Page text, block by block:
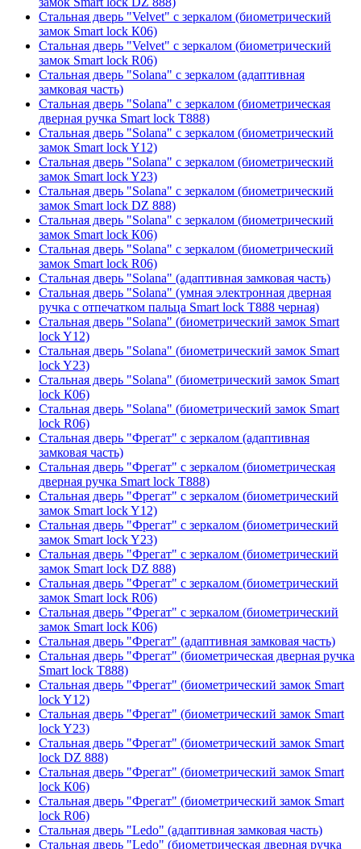
Стальная дверь "Velvet" с зеркалом (биометрический
замок Smart lock К06)
Стальная дверь "Velvet" с зеркалом (биометрический
замок Smart lock R06)
Стальная дверь "Solana" с зеркалом (адаптивная
замковая часть)
Стальная дверь "Solana" с зеркалом (биометрическая
дверная ручка Smart lock T888)
Стальная дверь "Solana" с зеркалом (биометрический
замок Smart lock Y12)
Стальная дверь "Solana" с зеркалом (биометрический
замок Smart lock Y23)
Стальная дверь "Solana" с зеркалом (биометрический
замок Smart lock DZ 888)
Стальная дверь "Solana" с зеркалом (биометрический
замок Smart lock К06)
Стальная дверь "Solana" с зеркалом (биометрический
замок Smart lock R06)
Стальная дверь "Solana" (адаптивная замковая часть)
Стальная дверь "Solana" (умная электронная дверная
ручка с отпечатком пальца Smart lock T888 черная)
Стальная дверь "Solana" (биометрический замок Smart
lock Y12)
Стальная дверь "Solana" (биометрический замок Smart
lock Y23)
Стальная дверь "Solana" (биометрический замок Smart
lock К06)
Стальная дверь "Solana" (биометрический замок Smart
lock R06)
Стальная дверь "Фрегат" с зеркалом (адаптивная
замковая часть)
Стальная дверь "Фрегат" с зеркалом (биометрическая
дверная ручка Smart lock T888)
Стальная дверь "Фрегат" с зеркалом (биометрический
замок Smart lock Y12)
Стальная дверь "Фрегат" с зеркалом (биометрический
замок Smart lock Y23)
Стальная дверь "Фрегат" с зеркалом (биометрический
замок Smart lock DZ 888)
Стальная дверь "Фрегат" с зеркалом (биометрический
замок Smart lock R06)
Стальная дверь "Фрегат" с зеркалом (биометрический
замок Smart lock К06)
Стальная дверь "Фрегат" (адаптивная замковая часть)
Стальная дверь "Фрегат" (биометрическая дверная ручка
Smart lock T888)
Стальная дверь "Фрегат" (биометрический замок Smart
lock Y12)
Стальная дверь "Фрегат" (биометрический замок Smart
lock Y23)
Стальная дверь "Фрегат" (биометрический замок Smart
lock DZ 888)
Стальная дверь "Фрегат" (биометрический замок Smart
lock К06)
Стальная дверь "Фрегат" (биометрический замок Smart
lock R06)
Стальная дверь "Ledo" (адаптивная замковая часть)
Стальная дверь "Ledo" (биометрическая дверная ручка